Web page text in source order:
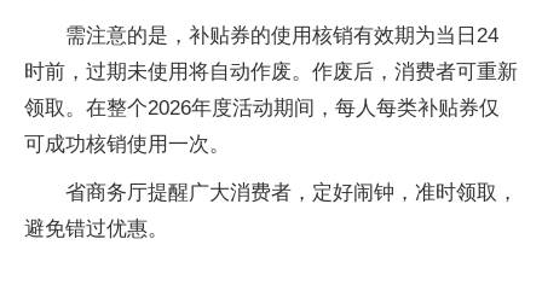
需注意的是，补贴券的使用核销有效期为当日24
时前，过期未使用将自动作废。作废后，消费者可重新
领取。在整个2026年度活动期间，每人每类补贴券仅
可成功核销使用一次。
省商务厅提醒广大消费者，定好闹钟，准时领取，
避免错过优惠。